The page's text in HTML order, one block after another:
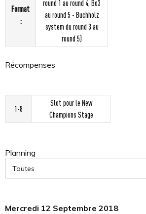
Format
:
round 1 au round 4, Bo3
au round 5 - Buchholz
system du round 3 au
round 5)
Récompenses
1-8
Slot pour le New
Champions Stage
Planning
Mercredi 12 Septembre 2018